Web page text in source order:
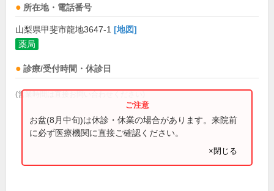
所在地・電話番号
山梨県甲斐市龍地3647-1 [地図]
薬局
診療/受付時間・休診日
(営業時間は直接お問い合わせください)
お盆(8月中旬)は休診・休業の場合があります。来院前
に必ず医療機関に直接ご確認ください。
×閉じる